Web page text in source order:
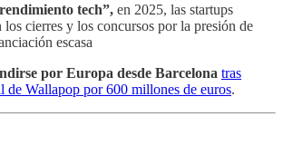
tech”, en 2025, las startups
los cierres y los concursos por la presión de
escasa
por Europa desde Barcelona tras
de Wallapop por 600 millones de euros.